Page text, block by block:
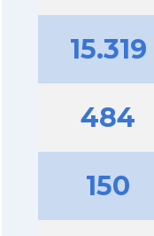
15.319
484
150